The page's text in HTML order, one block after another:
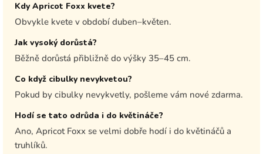
Kdy Apricot Foxx kvete?
Obvykle kvete v období duben–květen.
Jak vysoký dorůstá?
Běžně dorůstá přibližně do výšky 35–45 cm.
Co když cibulky nevykvetou?
Pokud by cibulky nevykvetly, pošleme vám nové zdarma.
Hodí se tato odrůda i do květináče?
Ano, Apricot Foxx se velmi dobře hodí i do květináčů a
truhlíků.